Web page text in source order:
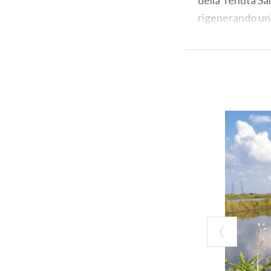
rigenerando
casa di caccia
difficile
qualche raro
scoprire
Non sono
Testo a
GITEC